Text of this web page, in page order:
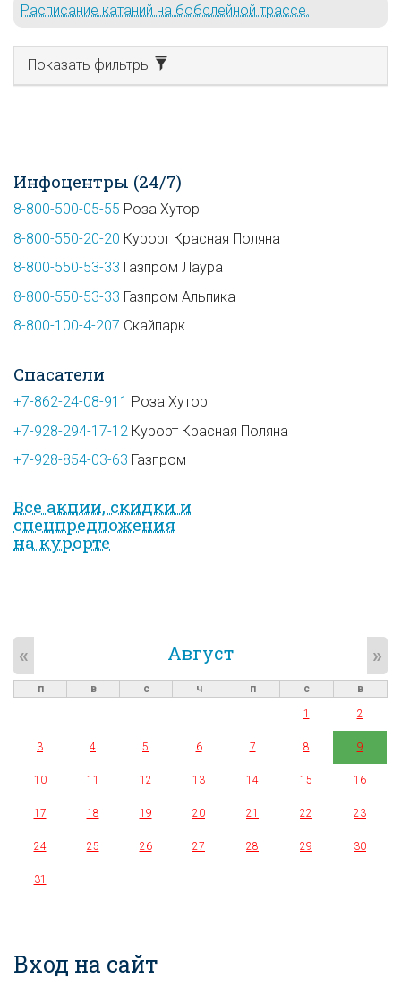
Расписание катаний на бобслейной трассе.
Показать фильтры
Инфоцентры (24/7)
8-800-500-05-55 Роза Хутор
8-800-550-20-20 Курорт Красная Поляна
8-800-550-53-33 Газпром Лаура
8-800-550-53-33 Газпром Альпика
8-800-100-4-207 Скайпарк
Спасатели
+7-862-24-08-911 Роза Хутор
+7-928-294-17-12 Курорт Красная Поляна
+7-928-854-03-63 Газпром
Все акции, скидки и
спец­предложе­ния
на курорте
Август
« »
п в с ч п с
в
1
2
3 4 5 6 7 8 9
10 11 12 13 14 15 16
17 18 19 20 21 22 23
24 25 26 27 28 29 30
31
Вход на сайт